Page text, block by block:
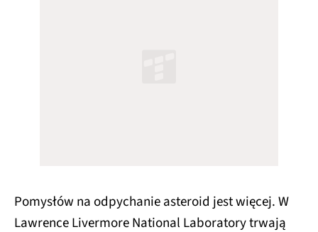
Pomysłów na odpychanie asteroid jest więcej. W
Lawrence Livermore National Laboratory trwają